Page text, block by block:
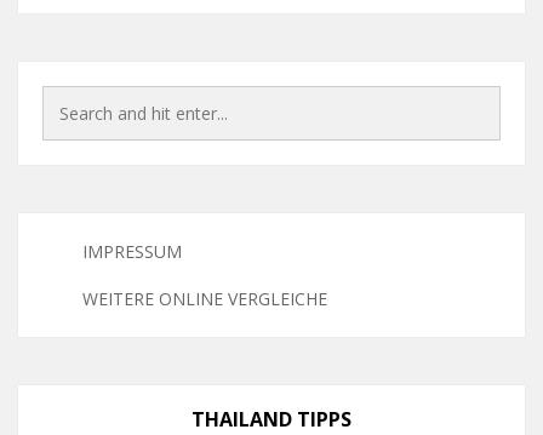
IMPRESSUM
WEITERE ONLINE VERGLEICHE
THAILAND TIPPS